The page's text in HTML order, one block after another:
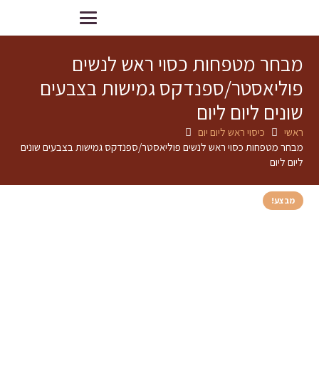
מבחר מטפחות כסוי ראש לנשים
פוליאסטר/ספנדקס גמישות בצבעים
שונים ליום ליום
ראשי
כיסוי ראש ליום יום
מבחר מטפחות כסוי ראש לנשים פוליאסטר/ספנדקס גמישות בצבעים שונים
ליום ליום
מבצע!